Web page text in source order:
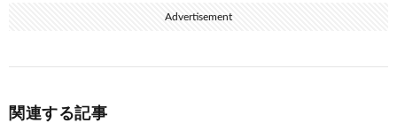
Advertisement
関連する記事